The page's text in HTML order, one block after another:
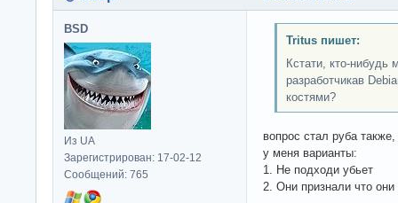
BSD
Из UA
Зарегистрирован: 17-02-12
Сообщений: 765
Tritus пишет:
Кстати, кто-нибудь
разработчикав
костями?
вопрос стал руба
у меня варианты:
1. Не подходи убьет
2. Они признали что